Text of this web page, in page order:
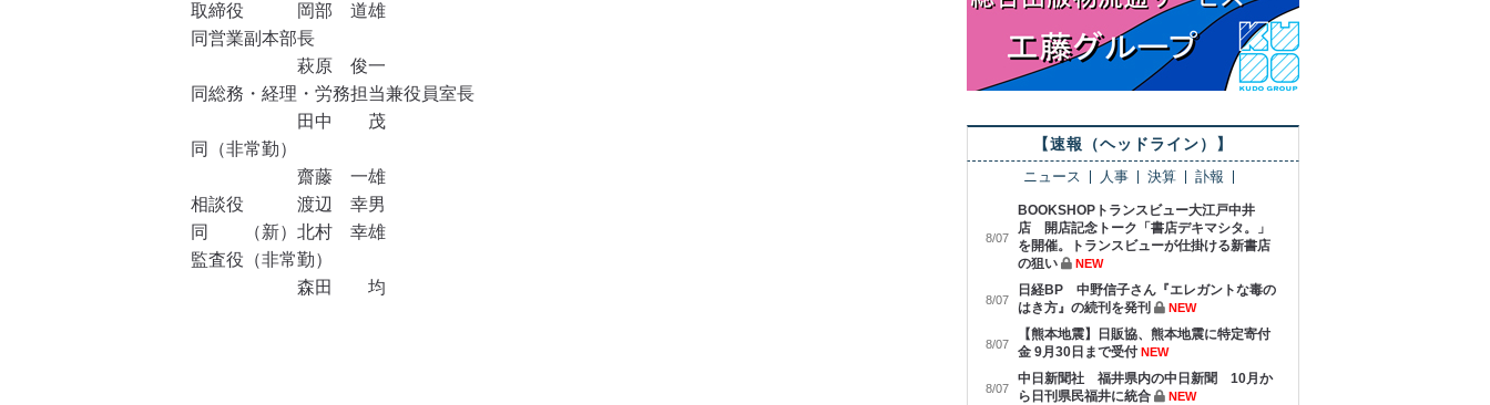
取締役 岡部 道雄
同営業副本部長
萩原 俊一
同総務・経理・労務担当兼役員室長
田中 茂
同（非常勤）
齋藤 一雄
相談役 渡辺 幸男
同 （新）北村 幸雄
監査役（非常勤）
森田 均
【速報（ヘッドライン）】
ニュース 人事 決算 訃報
8/07
BOOKSHOPトランスビュー大江戸中井
店 開店記念トーク「書店デキマシタ。」
を開催。トランスビューが仕掛ける新書店
の狙い
NEW
8/07
日経BP 中野信子さん『エレガントな毒の
はき方』の続刊を発刊
NEW
8/07
【熊本地震】日販協、熊本地震に特定寄付
金 9月30日まで受付 NEW
8/07
中日新聞社 福井県内の中日新聞 10月か
ら日刊県民福井に統合
NEW